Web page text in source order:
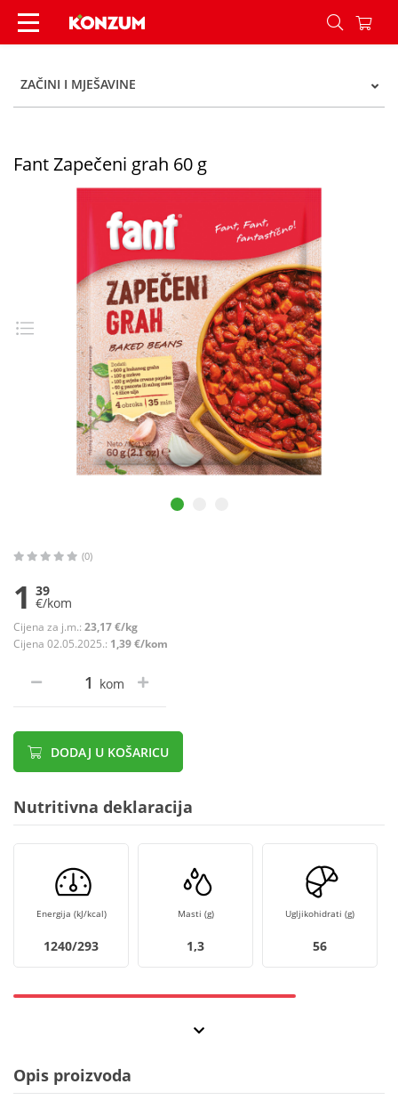
Fant Zapečeni grah 60 g - Konzum
ZAČINI I MJEŠAVINE
Fant Zapečeni grah 60 g
(0)
1 39
€/kom
Cijena za j.m.: 23,17 €/kg
Cijena 02.05.2025.: 1,39 €/kom
kom
DODAJ U KOŠARICU
Nutritivna deklaracija
Energija (kJ/kcal)
1240/293
Masti (g)
1,3
Ugljikohidrati (g)
56
Opis proizvoda